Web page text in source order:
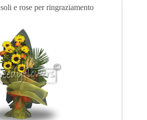
e rose per ringraziamento